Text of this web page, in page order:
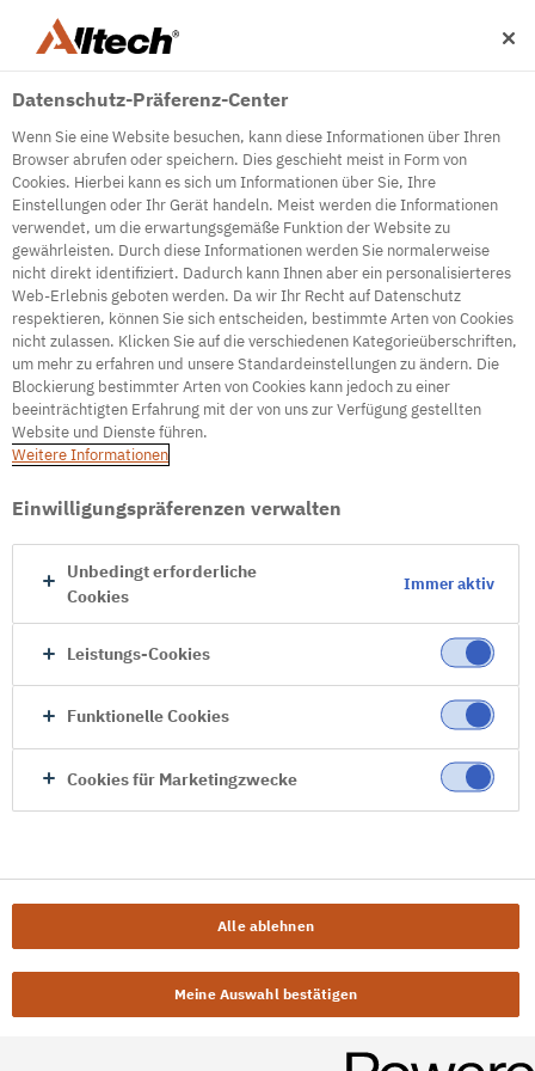
500
Internal Error Server
It seems we're experiencing some technical
difficulties. Try refreshing the page or go to the
homepage
Go to Homepage
Datenschutz-Präferenz-Center
Wenn Sie eine Website besuchen, kann diese Informationen über Ihren
Browser abrufen oder speichern. Dies geschieht meist in Form von
Cookies. Hierbei kann es sich um Informationen über Sie, Ihre
Einstellungen oder Ihr Gerät handeln. Meist werden die Informationen
verwendet, um die erwartungsgemäße Funktion der Website zu
gewährleisten. Durch diese Informationen werden Sie normalerweise
nicht direkt identifiziert. Dadurch kann Ihnen aber ein personalisierteres
Web-Erlebnis geboten werden. Da wir Ihr Recht auf Datenschutz
respektieren, können Sie sich entscheiden, bestimmte Arten von Cookies
nicht zulassen. Klicken Sie auf die verschiedenen Kategorieüberschriften,
um mehr zu erfahren und unsere Standardeinstellungen zu ändern. Die
Blockierung bestimmter Arten von Cookies kann jedoch zu einer
beeinträchtigten Erfahrung mit der von uns zur Verfügung gestellten
Website und Dienste führen.
Weitere Informationen
Einwilligungspräferenzen verwalten
Unbedingt erforderliche
Cookies
Immer aktiv
Leistungs-Cookies
Funktionelle Cookies
Cookies für Marketingzwecke
Alle ablehnen
Meine Auswahl bestätigen